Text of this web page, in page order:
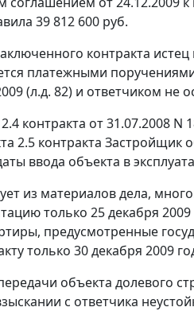
39 812 600 руб.
контракта истец
платежными поручениями
(л.д. 82) и ответчиком не
контракта от 31.07.2008
2.5 контракта Застройщик
ввода объекта в
из материалов дела,
только 25 декабря
предусмотренные
только 30 декабря 2009
объекта долевого
с ответчика